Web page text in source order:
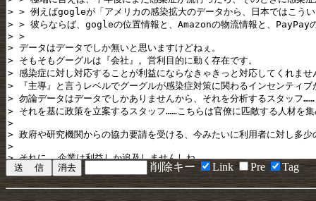
削除キー Link Pre Tag